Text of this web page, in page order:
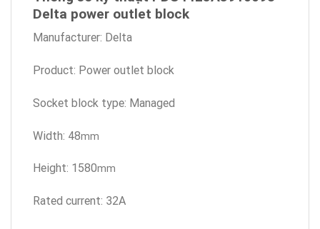
Delta power outlet block
Manufacturer: Delta
Product: Power outlet block
Socket block type: Managed
Width: 48mm
Height: 1580mm
Rated current: 32A